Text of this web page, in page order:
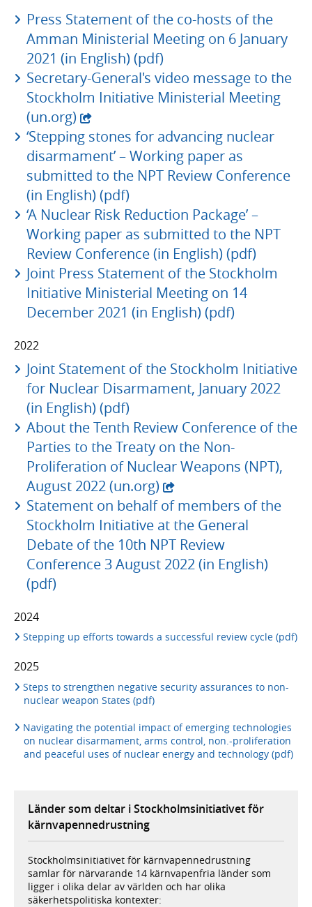
Press Statement of the co-hosts of the
Amman Ministerial Meeting on 6 January
2021 (in English) (pdf)
Secretary-General's video message to the
Stockholm Initiative Ministerial Meeting
(un.org)- extern webbplats,
‘Stepping stones for advancing nuclear
disarmament’ – Working paper as
submitted to the NPT Review Conference
(in English) (pdf)
‘A Nuclear Risk Reduction Package’ –
Working paper as submitted to the NPT
Review Conference (in English) (pdf)
Joint Press Statement of the Stockholm
Initiative Ministerial Meeting on 14
December 2021 (in English) (pdf)
2022
Joint Statement of the Stockholm Initiative
for Nuclear Disarmament, January 2022
(in English) (pdf)
About the Tenth Review Conference of the
Parties to the Treaty on the Non-
Proliferation of Nuclear Weapons (NPT),
August 2022 (un.org)- extern webbplats,
Statement on behalf of members of the
Stockholm Initiative at the General
Debate of the 10th NPT Review
Conference 3 August 2022 (in English)
(pdf)
2024
Stepping up efforts towards a successful review cycle (pdf)
2025
Steps to strengthen negative security assurances to non-
nuclear weapon States (pdf)
Navigating the potential impact of emerging technologies
on nuclear disarmament, arms control, non.-proliferation
and peaceful uses of nuclear energy and technology (pdf)
Länder som deltar i Stockholmsinitiativet för
kärnvapennedrustning
Stockholmsinitiativet för kärnvapennedrustning
samlar för närvarande 14 kärnvapenfria länder som
ligger i olika delar av världen och har olika
säkerhetspolitiska kontexter: